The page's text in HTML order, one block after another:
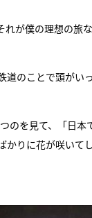
が僕の理想の旅
のことで頭がい
のを見て、「日
りに花が咲いてし